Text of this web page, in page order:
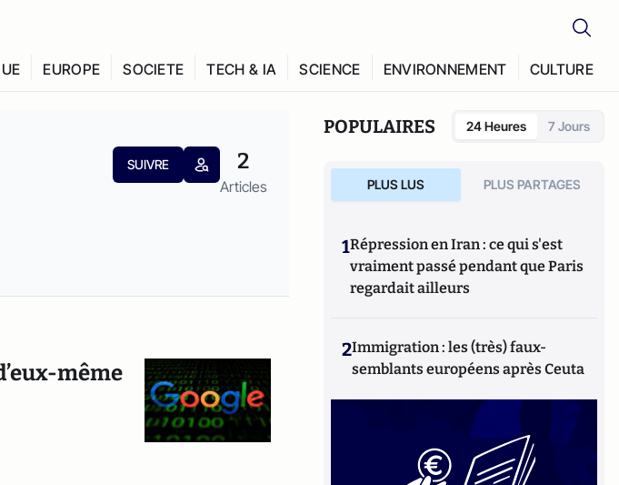
EUROPE SOCIETE TECH & IA SCIENCE ENVIRONNEMENT CULTURE
SUIVRE 2
Articles
même
POPULAIRES 24 Heures 7 Jours
PLUS LUS PLUS PARTAGES
1Répression en Iran : ce qui s'est
vraiment passé pendant que Paris
regardait ailleurs
2Immigration : les (très) faux-
semblants européens après Ceuta